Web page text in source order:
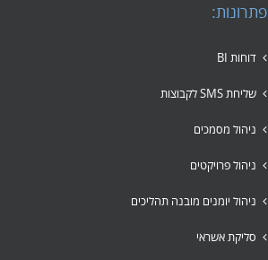
פתרונות:
דוחות BI
שליחת SMS לקבוצות
ניהול מסמכים
ניהול פרויקטים
ניהול יומנים מובנה תהליכים
סליקת אשראי